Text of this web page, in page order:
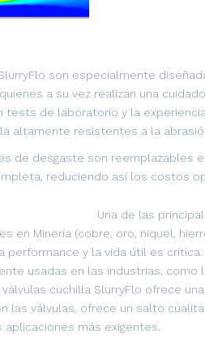
son especialmente
a su vez realizan una
tests de laboratorio y la
altamente resistentes a la
de desgaste son reemplazables
reduciendo así los costos
Una de las
en Minería (cobre, oro, niquel,
performance y la vida útil es
usadas en las industrias, como
cuchilla SlurryFlo ofrece
las válvulas, ofrece un salto
más exigentes.